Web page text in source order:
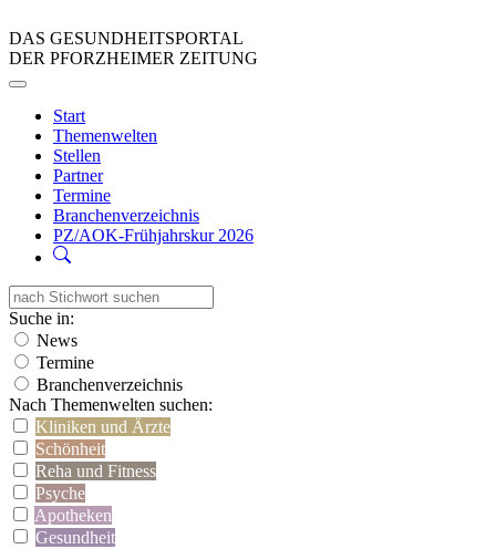
DAS GESUNDHEITSPORTAL
DER PFORZHEIMER ZEITUNG
Start
Themenwelten
Stellen
Partner
Termine
Branchenverzeichnis
PZ/AOK-Frühjahrskur 2026
Suche in:
News
Termine
Branchenverzeichnis
Nach Themenwelten suchen:
Kliniken und Ärzte
Schönheit
Reha und Fitness
Psyche
Apotheken
Gesundheit